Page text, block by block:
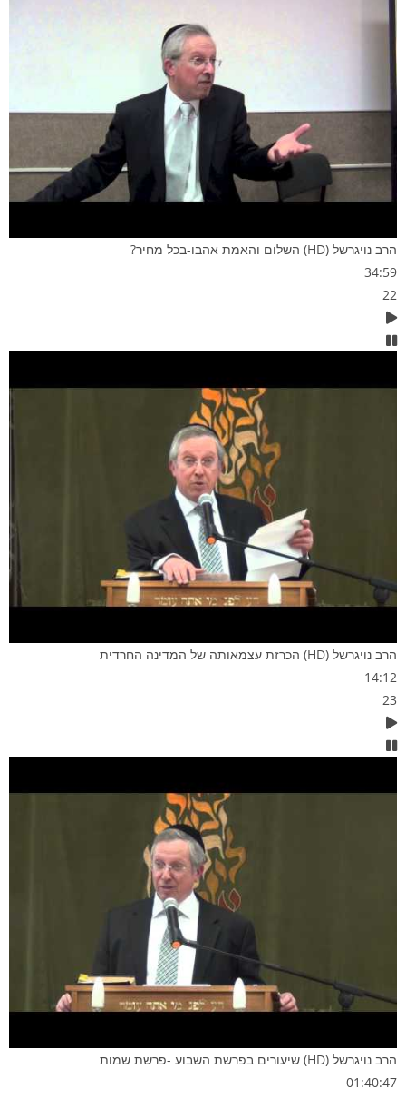
הרב נויגרשל (HD) השלום והאמת אהבו-בכל מחיר?
34:59
22
הרב נויגרשל (HD) הכרזת עצמאותה של המדינה החרדית
14:12
23
הרב נויגרשל (HD) שיעורים בפרשת השבוע -פרשת שמות
01:40:47